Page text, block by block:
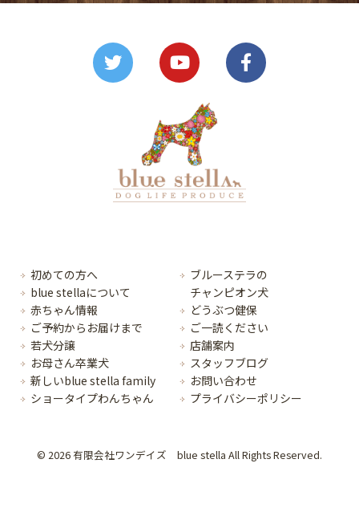
初めての方へ
blue stellaについて
赤ちゃん情報
ご予約からお届けまで
若犬分譲
お母さん卒業犬
新しいblue stella family
ショータイプわんちゃん
ブルーステラの
チャンピオン犬
どうぶつ健保
ご一読ください
店舗案内
スタッフブログ
お問い合わせ
プライバシーポリシー
© 2026 有限会社ワンデイズ blue stella All Rights Reserved.